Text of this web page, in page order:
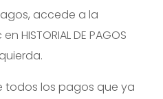
accede a la
HISTORIAL DE PAGOS
todos los pagos que ya